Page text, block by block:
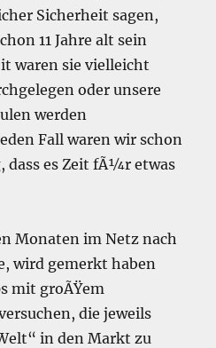
Sicherheit sagen,
11 Jahre alt sein
waren sie vielleicht
oder unsere
werden
Fall waren wir schon
dass es Zeit fÃ¼r etwas
Monaten im Netz nach
wird gemerkt haben
mit groÃŸem
die jeweils
in den Markt zu